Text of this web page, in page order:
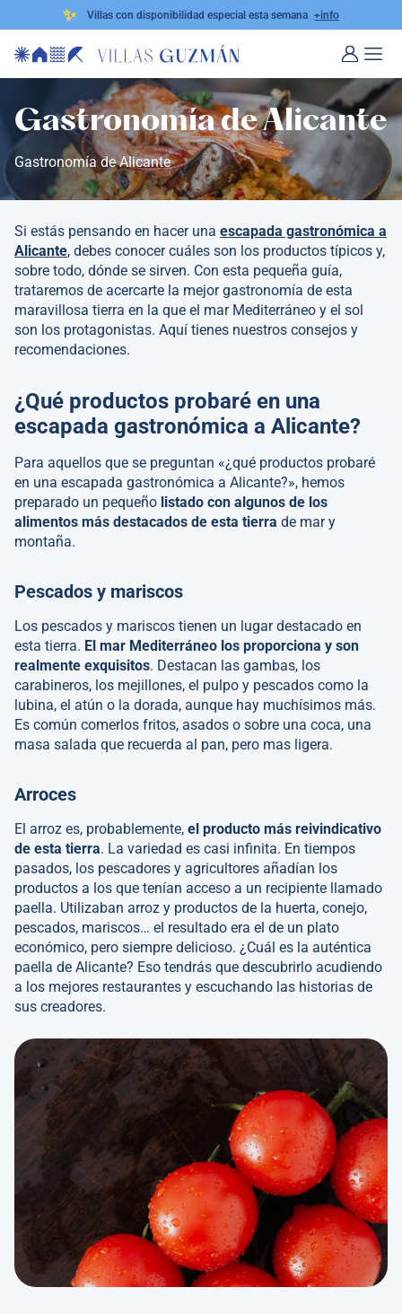
✨ Villas con disponibilidad especial esta semana +info
Gastronomía de Alicante
Gastronomía de Alicante
Si estás pensando en hacer una escapada gastronómica a
Alicante, debes conocer cuáles son los productos típicos y,
sobre todo, dónde se sirven. Con esta pequeña guía,
trataremos de acercarte la mejor gastronomía de esta
maravillosa tierra en la que el mar Mediterráneo y el sol
son los protagonistas. Aquí tienes nuestros consejos y
recomendaciones.
¿Qué productos probaré en una
escapada gastronómica a Alicante?
Para aquellos que se preguntan «¿qué productos probaré
en una escapada gastronómica a Alicante?», hemos
preparado un pequeño listado con algunos de los
alimentos más destacados de esta tierra de mar y
montaña.
Pescados y mariscos
Los pescados y mariscos tienen un lugar destacado en
esta tierra. El mar Mediterráneo los proporciona y son
realmente exquisitos. Destacan las gambas, los
carabineros, los mejillones, el pulpo y pescados como la
lubina, el atún o la dorada, aunque hay muchísimos más.
Es común comerlos fritos, asados o sobre una coca, una
masa salada que recuerda al pan, pero mas ligera.
Arroces
El arroz es, probablemente, el producto más reivindicativo
de esta tierra. La variedad es casi infinita. En tiempos
pasados, los pescadores y agricultores añadían los
productos a los que tenían acceso a un recipiente llamado
paella. Utilizaban arroz y productos de la huerta, conejo,
pescados, mariscos… el resultado era el de un plato
económico, pero siempre delicioso. ¿Cuál es la auténtica
paella de Alicante? Eso tendrás que descubrirlo acudiendo
a los mejores restaurantes y escuchando las historias de
sus creadores.